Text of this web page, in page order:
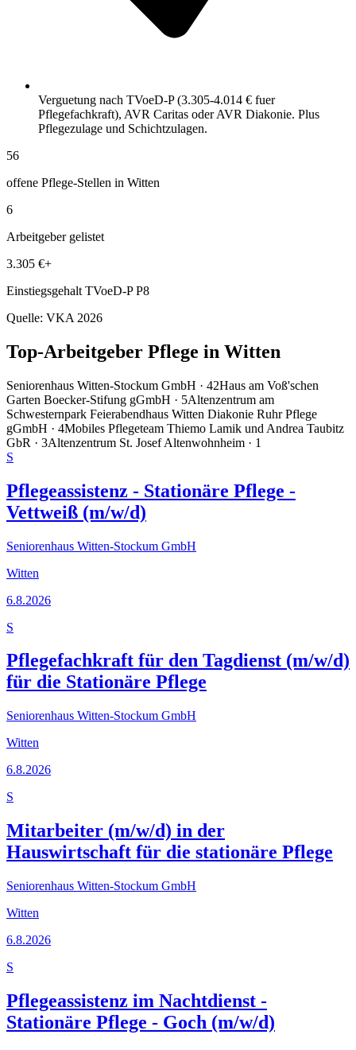
Verguetung nach TVoeD-P (3.305-4.014 € fuer
Pflegefachkraft), AVR Caritas oder AVR Diakonie. Plus
Pflegezulage und Schichtzulagen.
56
offene Pflege-Stellen in Witten
6
Arbeitgeber gelistet
3.305 €+
Einstiegsgehalt TVoeD-P P8
Quelle: VKA 2026
Top-Arbeitgeber Pflege in Witten
Seniorenhaus Witten-Stockum GmbH · 42Haus am Voß'schen
Garten Boecker-Stifung gGmbH · 5Altenzentrum am
Schwesternpark Feierabendhaus Witten Diakonie Ruhr Pflege
gGmbH · 4Mobiles Pflegeteam Thiemo Lamik und Andrea Taubitz
GbR · 3Altenzentrum St. Josef Altenwohnheim · 1
S
Pflegeassistenz - Stationäre Pflege -
Vettweiß (m/w/d)
Seniorenhaus Witten-Stockum GmbH
Witten
6.8.2026
S
Pflegefachkraft für den Tagdienst (m/w/d)
für die Stationäre Pflege
Seniorenhaus Witten-Stockum GmbH
Witten
6.8.2026
S
Mitarbeiter (m/w/d) in der
Hauswirtschaft für die stationäre Pflege
Seniorenhaus Witten-Stockum GmbH
Witten
6.8.2026
S
Pflegeassistenz im Nachtdienst -
Stationäre Pflege - Goch (m/w/d)